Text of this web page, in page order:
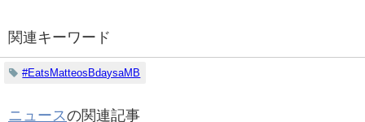
関連キーワード
#EatsMatteosBdaysaMB
ニュースの関連記事